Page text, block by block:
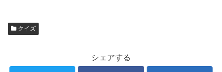
クイズ
シェアする